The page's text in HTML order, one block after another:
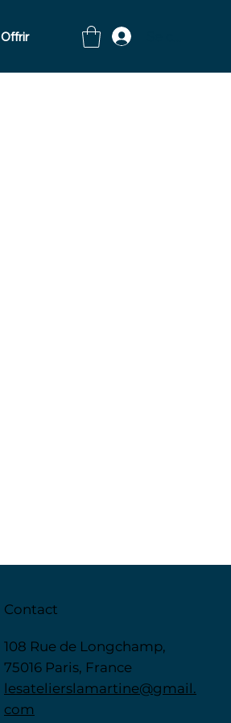
Offrir
Contact
108 Rue de Longchamp,
75016 Paris, France
lesatelierslamartine@gmail.
com